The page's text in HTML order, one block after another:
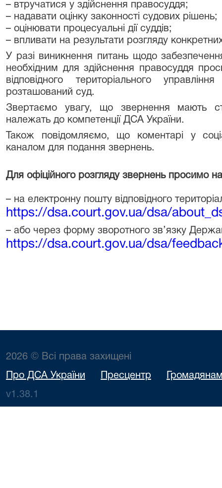
– втручатися у здійснення правосуддя;
– надавати оцінку законності судових рішень;
– оцінювати процесуальні дії суддів;
– впливати на результати розгляду
У разі виникнення питань щодо
необхідним для здійснення правосуддя
відповідного територіального
розташований суд.
Звертаємо увагу, що звернення мають
належать до компетенції ДСА України.
Також повідомляємо, що коментарі у
каналом для подання звернень.
Для офіційного розгляду звернень просимо
– на електронну пошту відповідного
https://dsa.court.gov.ua/dsa/
– або через форму зворотного зв’язку
https://dsa.court.gov.ua/dsa/
2026 © Всі права захищені
Про ДСА України Пресцентр
v1.38.1